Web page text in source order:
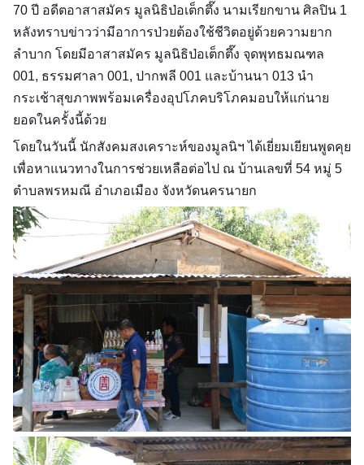
70 ปี อดีตอาสาสมัคร มูลนิธิป่อเต็กตึ๊ง นามเรียกขาน ศิลปิน 1
หลังทราบข่าวว่ามีอาการป่วยต้องใช้ชีวิตอยู่ด้วยความยาก
ลำบาก โดยมีอาสาสมัคร มูลนิธิป่อเต็กตึ๊ง จุดพุทธมณฑล
001, ธรรมศาลา 001, ปากพลี 001 และบ้านนา 013 นำ
กระเช้าสุขภาพพร้อมเครื่องอุปโภคบริโภคมอบให้แก่นาย
ยอดในครั้งนี้ด้วย
โดยในวันนี้ นักสังคมสงเคราะห์ของมูลนิฯ ได้เยี่ยมเยียนพูดคุย
เพื่อหาแนวทางในการช่วยเหลือต่อไป ณ บ้านเลขที่ 54 หมู่ 5
ตำบลพรหมณี อำเภอเมือง จังหวัดนครนายก